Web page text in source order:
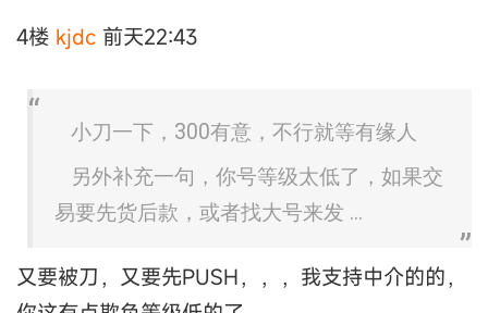
4楼 kjdc 前天22:43
小刀一下，300有意，不行就等有缘人
另外补充一句，你号等级太低了，如果交
易要先货后款，或者找大号来发 ...
又要被刀，又要先PUSH，，，我支持中介的的，